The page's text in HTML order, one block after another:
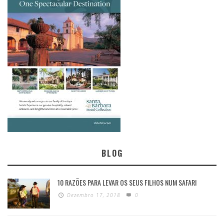
BLOG
10 RAZÕES PARA LEVAR OS SEUS FILHOS NUM SAFARI
Dezembro 17, 2018 0